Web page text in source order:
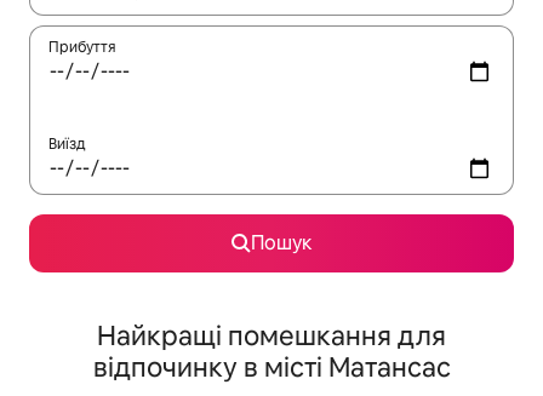
Прибуття
Виїзд
Пошук
Найкращі помешкання для
відпочинку в місті Матансас